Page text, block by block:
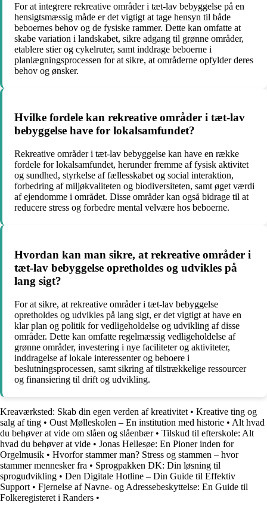
For at integrere rekreative områder i tæt-lav bebyggelse på en
hensigtsmæssig måde er det vigtigt at tage hensyn til både
beboernes behov og de fysiske rammer. Dette kan omfatte at
skabe variation i landskabet, sikre adgang til grønne områder,
etablere stier og cykelruter, samt inddrage beboerne i
planlægningsprocessen for at sikre, at områderne opfylder deres
behov og ønsker.
Hvilke fordele kan rekreative områder i tæt-lav
bebyggelse have for lokalsamfundet?
Rekreative områder i tæt-lav bebyggelse kan have en række
fordele for lokalsamfundet, herunder fremme af fysisk aktivitet
og sundhed, styrkelse af fællesskabet og social interaktion,
forbedring af miljøkvaliteten og biodiversiteten, samt øget værdi
af ejendomme i området. Disse områder kan også bidrage til at
reducere stress og forbedre mental velvære hos beboerne.
Hvordan kan man sikre, at rekreative områder i
tæt-lav bebyggelse opretholdes og udvikles på
lang sigt?
For at sikre, at rekreative områder i tæt-lav bebyggelse
opretholdes og udvikles på lang sigt, er det vigtigt at have en
klar plan og politik for vedligeholdelse og udvikling af disse
områder. Dette kan omfatte regelmæssig vedligeholdelse af
grønne områder, investering i nye faciliteter og aktiviteter,
inddragelse af lokale interessenter og beboere i
beslutningsprocessen, samt sikring af tilstrækkelige ressourcer
og finansiering til drift og udvikling.
Kreaværksted: Skab din egen verden af kreativitet • Kreative ting og
salg af ting • Oust Mølleskolen – En institution med historie • Alt hvad
du behøver at vide om slåen og slåenbær• Tilskud til efterskole: Alt
hvad du behøver at vide • Jonas Hellesøe: En Pioner inden for
Orgelmusik • Hvorfor stammer man? Stress og stammen – hvor
stammer mennesker fra • Sprogpakken DK: Din løsning til
sprogudvikling • Den Digitale Hotline – Din Guide til Effektiv
Support • Fjernelse af Navne- og Adressebeskyttelse: En Guide til
Folkeregisteret i Randers •